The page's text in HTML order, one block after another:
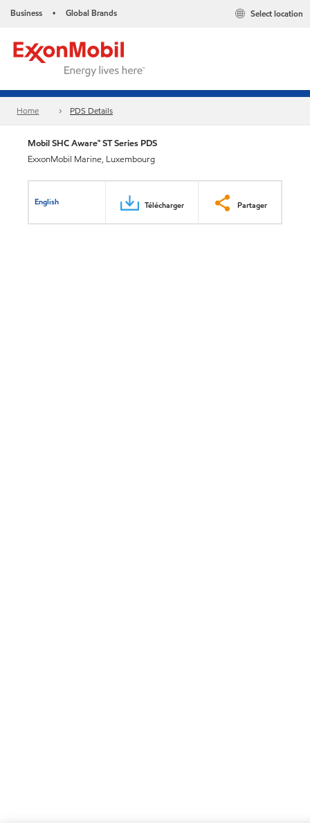
Business • Global Brands Select location
Home PDS Details
Mobil SHC Aware™ ST Series PDS
ExxonMobil Marine, Luxembourg
English Télécharger Partager